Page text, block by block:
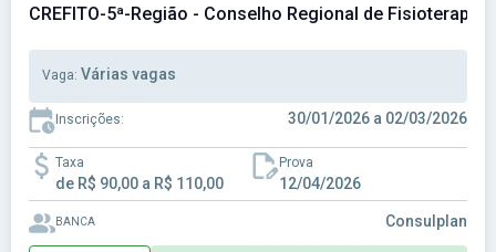
CREFITO-5ª-Região - Conselho Regional de Fisioterapia
Vaga: Várias vagas
Inscrições: 30/01/2026 a 02/03/2026
Taxa
de R$ 90,00 a R$ 110,00
Prova
12/04/2026
BANCA Consulplan